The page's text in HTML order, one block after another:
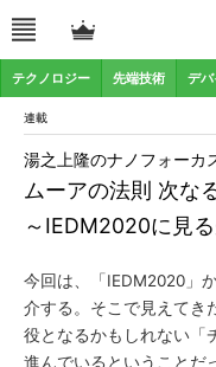
テクノロジー 先端技術 デバ
連載
ムーアの法則 次な
～IEDM2020に見
湯之上隆のナノフォーカ
今回は、「IEDM2020」
介する。そこで見えてき
役となるかもしれない「
進んでいるということだ